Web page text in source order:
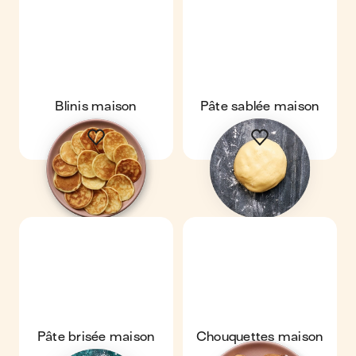
Blinis maison Pâte sablée maison
Pâte brisée maison Chouquettes maison